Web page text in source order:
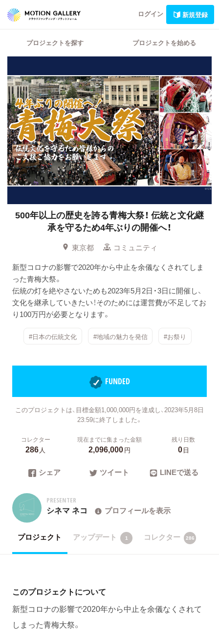
ログイン 新規登録
プロジェクトを探す プロジェクトを始める
500年以上の歴史を誇る青梅大祭！ 伝統と文化継
承を守るため4年ぶりの開催へ！
東京都
コミュニティ
新型コロナの影響で2020年から中止を余儀なくされてしま
った青梅大祭。
伝統の灯を絶やさないためも2023年5月2日・3日に開催し、
文化を継承していきたい！そのためには運営費が不足してお
り100万円が必要となります。
#日本の伝統文化 #地域の魅力を発信 #お祭り
FUNDED
このプロジェクトは、目標金額1,000,000円を達成し、2023年5月8日
23:59に終了しました。
コレクター
286人
現在までに集まった金額
2,096,000円
残り日数
0日
シェア ツイート LINEで送る
PRESENTER
シネマ ネコ プロフィールを表示
プロジェクト アップデート 1 コレクター 286
このプロジェクトについて
新型コロナの影響で2020年から中止を余儀なくされて
しまった青梅大祭。